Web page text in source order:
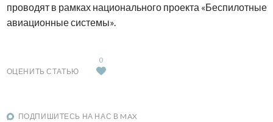
проводят в рамках национального проекта «Беспилотные
авиационные системы».
ОЦЕНИТЬ СТАТЬЮ
0
ПОДПИШИТЕСЬ НА НАС В MAX